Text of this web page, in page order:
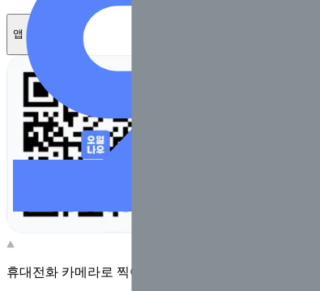
앱 설치하기
휴대전화 카메라로 찍어보세요